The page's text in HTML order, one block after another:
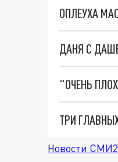
ОПЛЕУХА
ДАНЯ С
Новости СМИ2